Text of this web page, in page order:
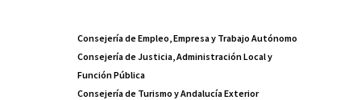
Consejería de Empleo, Empresa y Trabajo Autónomo
Consejería de Justicia, Administración Local y
Función Pública
Consejería de Turismo y Andalucía Exterior